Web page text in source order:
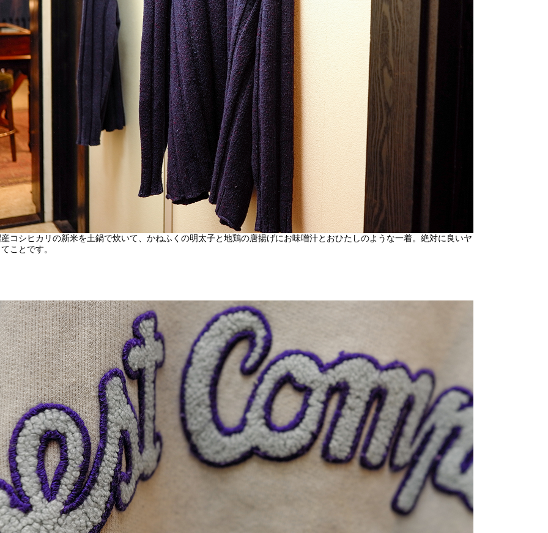
コシヒカリの新米を土鍋で炊いて、かねふくの明太子と地鶏の唐揚げにお味噌汁とおひたしのような一着。絶対に良いヤ
ことです。